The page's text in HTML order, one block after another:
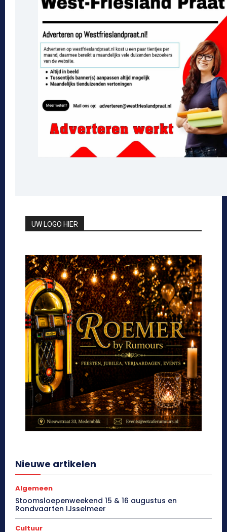
UW LOGO HIER
Nieuwe artikelen
Algemeen
Stoomsloepenweekend 15 & 16 augustus en
Rondvaarten IJsselmeer
Cultuur